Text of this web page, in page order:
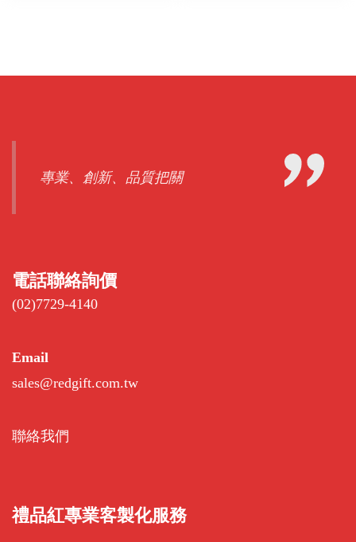
專業、創新、品質把關
電話聯絡詢價
(02)7729-4140
Email
sales@redgift.com.tw
聯絡我們
禮品紅專業客製化服務